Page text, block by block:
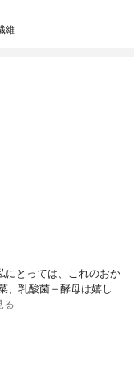
維
にとっては、これのおか
、乳酸菌＋酵母は嬉し
る